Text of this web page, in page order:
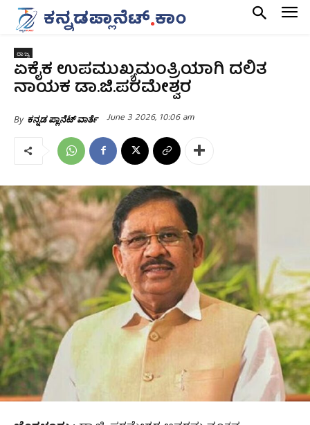
ರಾಜ್ಯ
ಏಕೈಕ ಉಪಮುಖ್ಯಮಂತ್ರಿಯಾಗಿ ದಲಿತ
ನಾಯಕ ಡಾ.ಜಿ.ಪರಮೇಶ್ವರ
By ಕನ್ನಡ ಪ್ಲಾನೆಟ್ ವಾರ್ತೆ June 3 2026, 10:06 am